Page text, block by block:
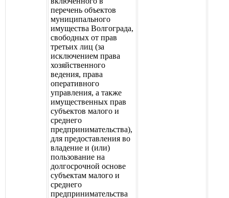
перечень объектов
муниципального
имущества Волгограда,
свободных от прав
третьих лиц (за
исключением права
хозяйственного
ведения, права
оперативного
управления, а также
имущественных прав
субъектов малого и
среднего
предпринимательства),
для предоставления во
владение и (или)
пользование на
долгосрочной основе
субъектам малого и
среднего
предпринимательства